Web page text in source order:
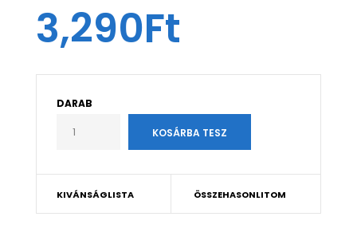
3,290Ft
DARAB
KIVÁNSÁGLISTA ÖSSZEHASONLITOM